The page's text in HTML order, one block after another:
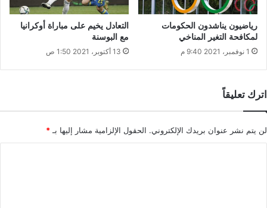
رياضيون يناشدون الحكومات
لمكافحة التغير المناخي
1 نوفمبر، 2021 9:40 م
التعادل يخيم على مباراة أوكرانيا
مع البوسنة
13 أكتوبر، 2021 1:50 ص
اترك تعليقاً
لن يتم نشر عنوان بريدك الإلكتروني. الحقول الإلزامية مشار إليها بـ*